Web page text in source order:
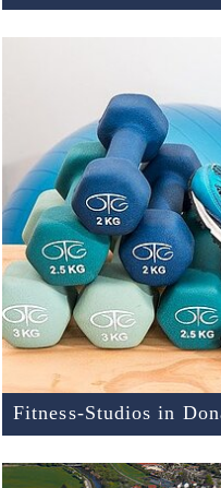
Fitness-Studios in